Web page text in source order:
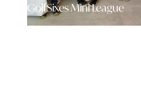
GolfSixes Mini League